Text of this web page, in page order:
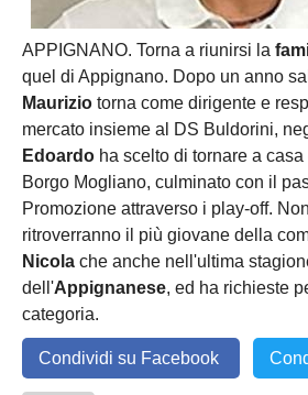
APPIGNANO. Torna a riunirsi la
quel di Appignano. Dopo un anno
Maurizio torna come dirigente e
mercato insieme al DS Buldorini,
Edoardo ha scelto di tornare a casa
Borgo Mogliano, culminato con il
Promozione attraverso i play-off.
ritroverranno il più giovane della
Nicola che anche nell'ultima
dell'Appignanese, ed ha richieste
categoria.
Condividi su Facebook